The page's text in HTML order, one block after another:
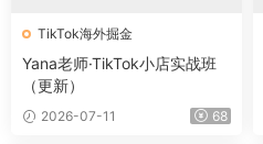
TikTok海外掘金
Yana老师·TikTok小店实战班
（更新）
2026-07-11 68